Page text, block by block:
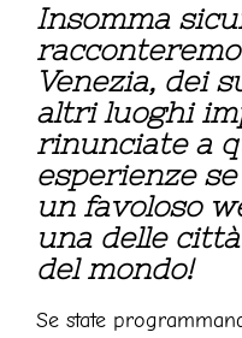
Insomma
Venezia, dei
altri luoghi
rinunciate a
esperienze
un favoloso
una delle
del mondo!
Se state